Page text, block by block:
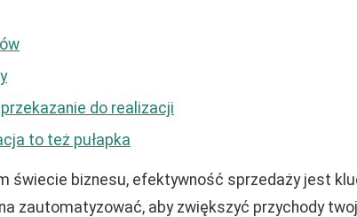
do realizacji
to też pułapka
świecie biznesu, efektywność sprzedaży jest
zautomatyzować, aby zwiększyć przychody